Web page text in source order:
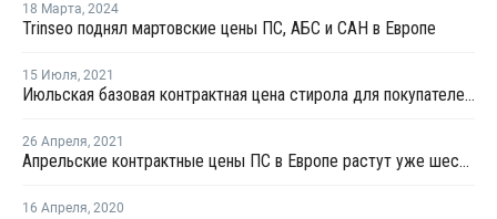
18 Марта, 2024
Trinseo поднял мартовские цены ПС, АБС и САН в Европе
15 Июля, 2021
Июльская базовая контрактная цена стирола для покупателей в Европе упала на EUR208 за тонну
26 Апреля, 2021
Апрельские контрактные цены ПС в Европе растут уже шестой месяц подряд
16 Апреля, 2020